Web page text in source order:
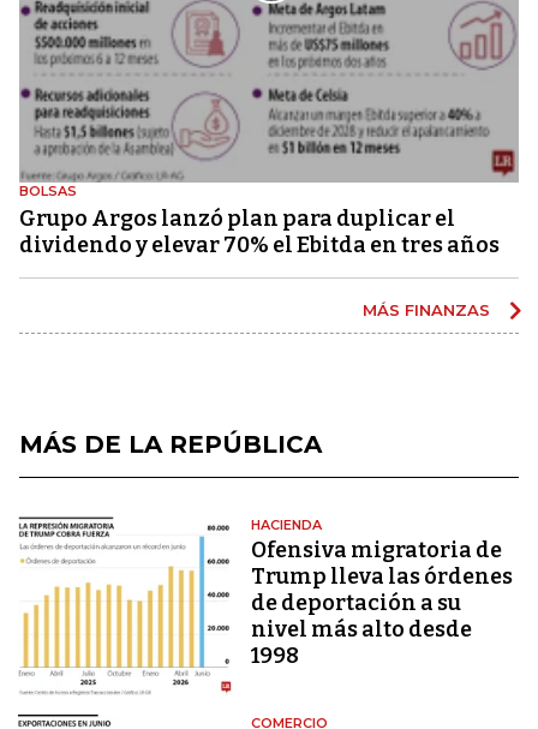
BOLSAS
Grupo Argos lanzó plan para duplicar el
dividendo y elevar 70% el Ebitda en tres años
MÁS FINANZAS
MÁS DE LA REPÚBLICA
HACIENDA
Ofensiva migratoria de
Trump lleva las órdenes
de deportación a su
nivel más alto desde
1998
COMERCIO